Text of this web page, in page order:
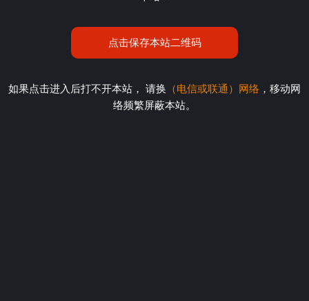
点击保存本站二维码
如果点击进入后打不开本站， 请换 （电信或联通）网络 ，移动网
络频繁屏蔽本站。